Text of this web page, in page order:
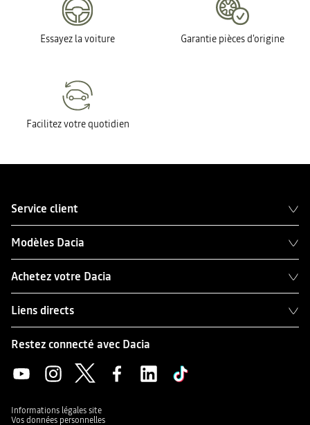
Essayez la voiture Garantie pièces d'origine
Facilitez votre quotidien
Service client
Modèles Dacia
Achetez votre Dacia
Liens directs
Restez connecté avec Dacia
Informations légales site
Vos données personnelles